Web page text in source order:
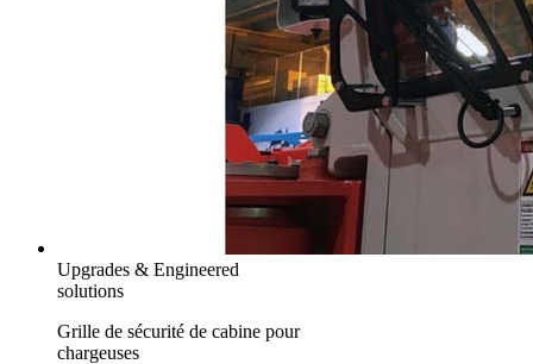
Upgrades & Engineered
solutions
Grille de sécurité de cabine pour
chargeuses